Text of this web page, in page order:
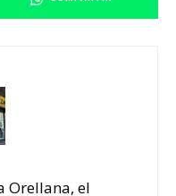
Orellana, el